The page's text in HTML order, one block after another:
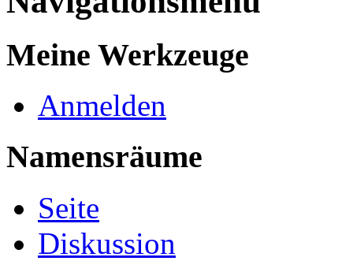
Meine Werkzeuge
Anmelden
Namensräume
Seite
Diskussion